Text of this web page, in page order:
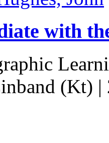
with
(Kt) |